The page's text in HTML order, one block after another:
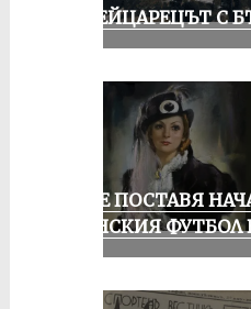
ШВЕЙЦАРЕЦЪТ С
РУСЕ ПОСТАВЯ
ЖЕНСКИЯ ФУТБОЛ